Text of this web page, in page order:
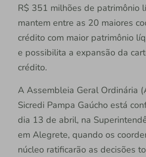
R$ 351 milhões de patrimônio
mantem entre as 20 maiores
crédito com maior patrimônio
e possibilita a expansão da
crédito.
A Assembleia Geral Ordinária
Sicredi Pampa Gaúcho está
dia 13 de abril, na
em Alegrete, quando os
núcleo ratificarão as decisões